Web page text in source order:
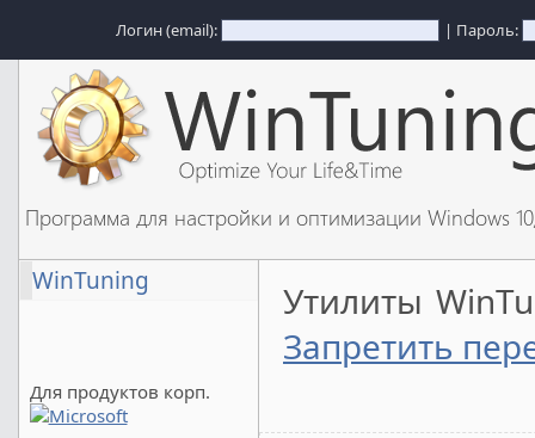
Логин (email): | Пароль:
Программа для настройки и оптимизации Windows
WinTuning
Для продуктов корп.
Утилиты
Запретить